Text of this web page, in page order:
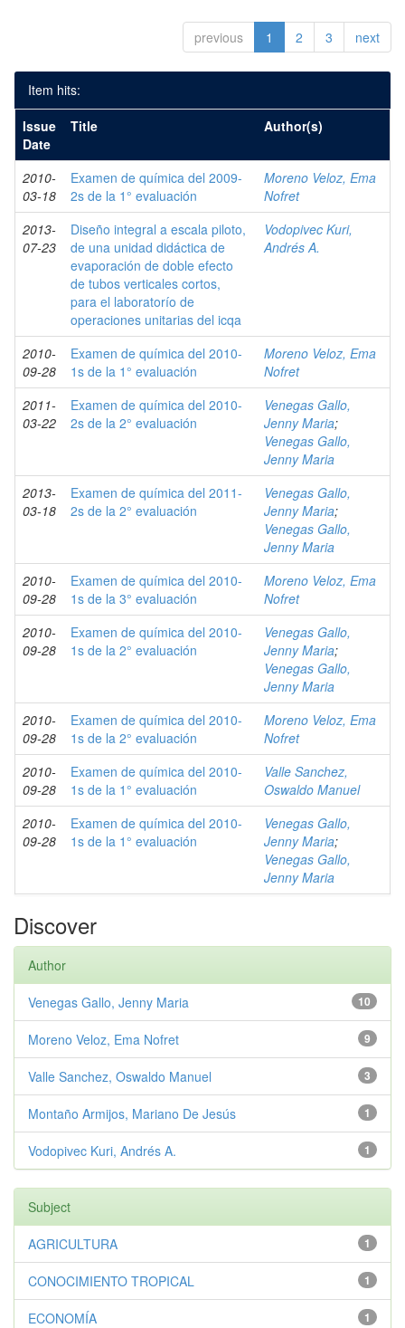
previous 1 2 3 next
Item hits:
Issue
Date
Title Author(s)
2010-
03-18
Examen de química del 2009-
2s de la 1° evaluación
Moreno Veloz, Ema
Nofret
2013-
07-23
Diseño integral a escala piloto,
de una unidad didáctica de
evaporación de doble efecto
de tubos verticales cortos,
para el laboratorío de
operaciones unitarias del icqa
Vodopivec Kuri,
Andrés A.
2010-
09-28
Examen de química del 2010-
1s de la 1° evaluación
Moreno Veloz, Ema
Nofret
2011-
03-22
Examen de química del 2010-
2s de la 2° evaluación
Venegas Gallo,
Jenny Maria;
Venegas Gallo,
Jenny Maria
2013-
03-18
Examen de química del 2011-
2s de la 2° evaluación
Venegas Gallo,
Jenny Maria;
Venegas Gallo,
Jenny Maria
2010-
09-28
Examen de química del 2010-
1s de la 3° evaluación
Moreno Veloz, Ema
Nofret
2010-
09-28
Examen de química del 2010-
1s de la 2° evaluación
Venegas Gallo,
Jenny Maria;
Venegas Gallo,
Jenny Maria
2010-
09-28
Examen de química del 2010-
1s de la 2° evaluación
Moreno Veloz, Ema
Nofret
2010-
09-28
Examen de química del 2010-
1s de la 1° evaluación
Valle Sanchez,
Oswaldo Manuel
2010-
09-28
Examen de química del 2010-
1s de la 1° evaluación
Venegas Gallo,
Jenny Maria;
Venegas Gallo,
Jenny Maria
Discover
Author
10
Venegas Gallo, Jenny Maria
9
Moreno Veloz, Ema Nofret
3
Valle Sanchez, Oswaldo Manuel
1
Montaño Armijos, Mariano De Jesús
1
Vodopivec Kuri, Andrés A.
Subject
1
AGRICULTURA
1
CONOCIMIENTO TROPICAL
1
ECONOMÍA